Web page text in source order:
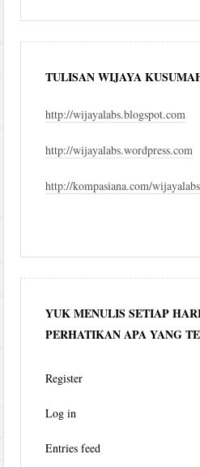
TULISAN WIJAYA
http://wijayalabs.blogspot.com
http://wijayalabs.wordpress.com
http://kompasiana.com/wijayalabs
YUK MENULIS SETIAP
PERHATIKAN APA YANG
Register
Log in
Entries feed